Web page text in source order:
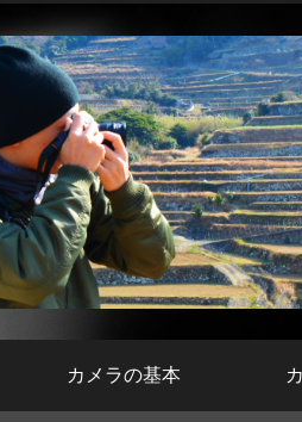
カメラの基本